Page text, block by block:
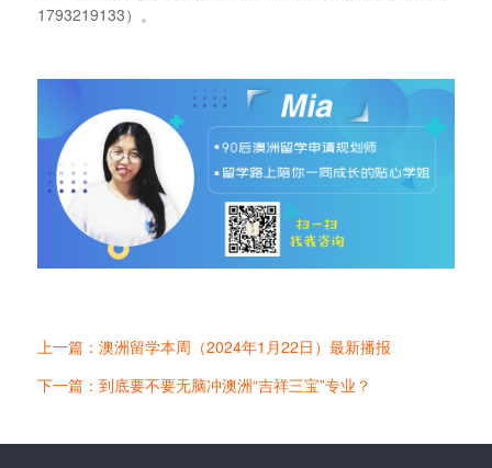
1793219133）。
上一篇：澳洲留学本周（2024年1月22日）最新播报
下一篇：到底要不要无脑冲澳洲“吉祥三宝”专业？